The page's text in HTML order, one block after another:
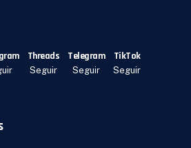
Threads
Seguir
Telegram
Seguir
TikTok
Seguir